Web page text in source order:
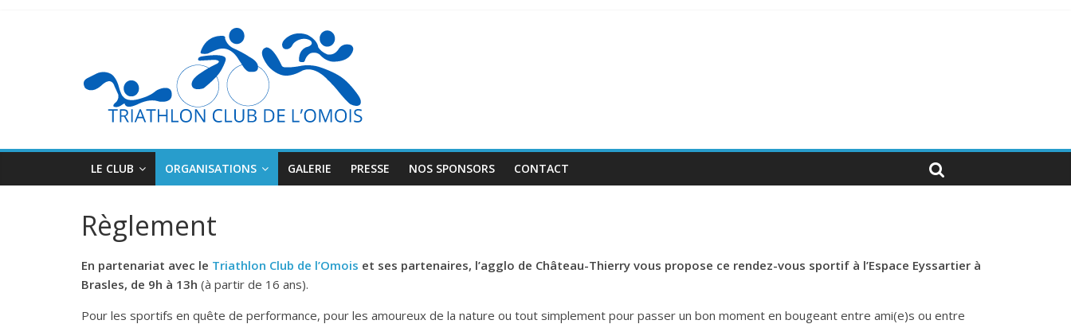
LE CLUB ORGANISATIONS GALERIE PRESSE NOS SPONSORS CONTACT
Règlement
En partenariat avec le Triathlon Club de l’Omois et ses partenaires, l’agglo de Château-Thierry vous propose ce rendez-vous sportif à l’Espace Eyssartier à
Brasles, de 9h à 13h (à partir de 16 ans).
Pour les sportifs en quête de performance, pour les amoureux de la nature ou tout simplement pour passer un bon moment en bougeant entre ami(e)s ou entre